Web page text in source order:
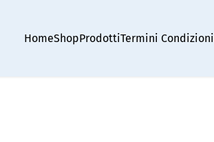
HomeShopProdottiTermini Condizioni